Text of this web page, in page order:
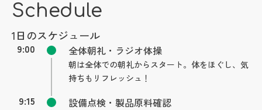
Schedule
1日のスケジュール
9:00 全体朝礼・ラジオ体操
朝は全体での朝礼からスタート。体をほぐし、気
持ちもリフレッシュ！
9:15 設備点検・製品原料確認